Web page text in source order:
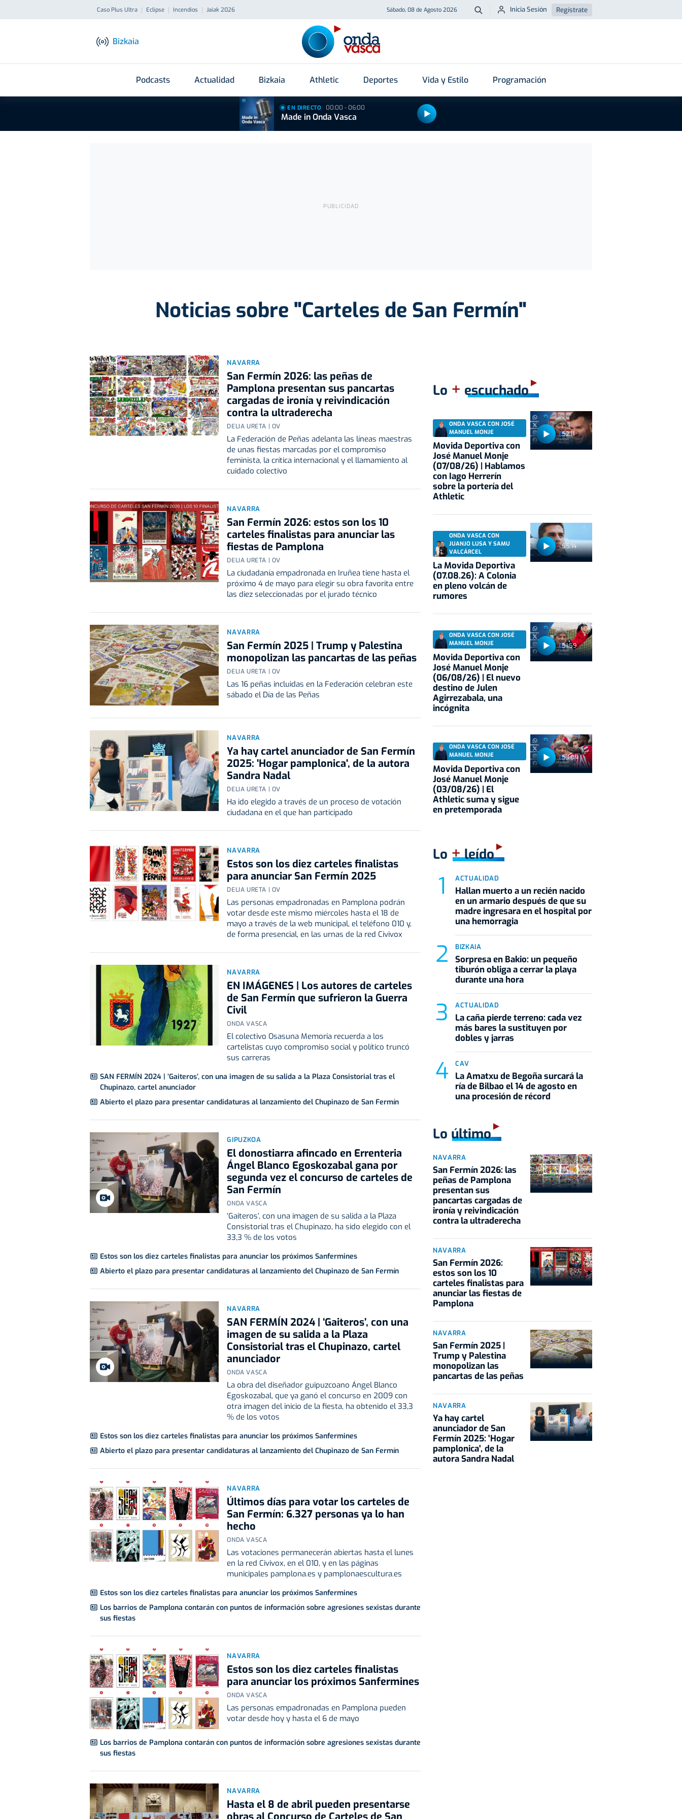
Caso Plus Ultra Eclipse Incendios Jaiak 2026 Sábado, 08 de Agosto 2026 Buscar
Inicia Sesión Regístrate
Bizkaia
Podcasts Actualidad Bizkaia Athletic Deportes Vida y Estilo Programación
EN DIRECTO 00:00 - 06:00
Made in Onda Vasca
Noticias sobre "Carteles de San Fermín"
NAVARRA
San Fermín 2026: las peñas de
Pamplona presentan sus pancartas
cargadas de ironía y reivindicación
contra la ultraderecha
DELIA URETA | OV
La Federación de Peñas adelanta las líneas maestras
de unas fiestas marcadas por el compromiso
feminista, la crítica internacional y el llamamiento al
cuidado colectivo
NAVARRA
San Fermín 2026: estos son los 10
carteles finalistas para anunciar las
fiestas de Pamplona
DELIA URETA | OV
La ciudadanía empadronada en Iruñea tiene hasta el
próximo 4 de mayo para elegir su obra favorita entre
las diez seleccionadas por el jurado técnico
NAVARRA
San Fermín 2025 | Trump y Palestina
monopolizan las pancartas de las peñas
DELIA URETA | OV
Las 16 peñas incluidas en la Federación celebran este
sábado el Día de las Peñas
NAVARRA
Ya hay cartel anunciador de San Fermín
2025: 'Hogar pamplonica', de la autora
Sandra Nadal
DELIA URETA | OV
Ha ido elegido a través de un proceso de votación
ciudadana en el que han participado
NAVARRA
Estos son los diez carteles finalistas
para anunciar San Fermín 2025
DELIA URETA | OV
Las personas empadronadas en Pamplona podrán
votar desde este mismo miércoles hasta el 18 de
mayo a través de la web municipal, el teléfono 010 y,
de forma presencial, en las urnas de la red Civivox
NAVARRA
EN IMÁGENES | Los autores de carteles
de San Fermín que sufrieron la Guerra
Civil
ONDA VASCA
El colectivo Osasuna Memoria recuerda a los
cartelistas cuyo compromiso social y político truncó
sus carreras
SAN FERMÍN 2024 | ‘Gaiteros’, con una imagen de su salida a la Plaza Consistorial tras el
Chupinazo, cartel anunciador
Abierto el plazo para presentar candidaturas al lanzamiento del Chupinazo de San Fermín
GIPUZKOA
El donostiarra afincado en Errenteria
Ángel Blanco Egoskozabal gana por
segunda vez el concurso de carteles de
San Fermín
ONDA VASCA
‘Gaiteros’, con una imagen de su salida a la Plaza
Consistorial tras el Chupinazo, ha sido elegido con el
33,3 % de los votos
Estos son los diez carteles finalistas para anunciar los próximos Sanfermines
Abierto el plazo para presentar candidaturas al lanzamiento del Chupinazo de San Fermín
NAVARRA
SAN FERMÍN 2024 | ‘Gaiteros’, con una
imagen de su salida a la Plaza
Consistorial tras el Chupinazo, cartel
anunciador
ONDA VASCA
La obra del diseñador guipuzcoano Ángel Blanco
Egoskozabal, que ya ganó el concurso en 2009 con
otra imagen del inicio de la fiesta, ha obtenido el 33,3
% de los votos
Estos son los diez carteles finalistas para anunciar los próximos Sanfermines
Abierto el plazo para presentar candidaturas al lanzamiento del Chupinazo de San Fermín
NAVARRA
Últimos días para votar los carteles de
San Fermín: 6.327 personas ya lo han
hecho
ONDA VASCA
Las votaciones permanecerán abiertas hasta el lunes
en la red Civivox, en el 010, y en las páginas
municipales pamplona.es y pamplonaescultura.es
Estos son los diez carteles finalistas para anunciar los próximos Sanfermines
Los barrios de Pamplona contarán con puntos de información sobre agresiones sexistas durante
sus fiestas
NAVARRA
Estos son los diez carteles finalistas
para anunciar los próximos Sanfermines
ONDA VASCA
Las personas empadronadas en Pamplona pueden
votar desde hoy y hasta el 6 de mayo
Los barrios de Pamplona contarán con puntos de información sobre agresiones sexistas durante
sus fiestas
NAVARRA
Hasta el 8 de abril pueden presentarse
Lo + escuchado
52:11
ONDA VASCA CON JOSÉ
MANUEL MONJE
Movida Deportiva con
José Manuel Monje
(07/08/26) | Hablamos
con Iago Herrerín
sobre la portería del
Athletic
55:14
ONDA VASCA CON
JUANJO LUSA Y SAMU
VALCÁRCEL
La Movida Deportiva
(07.08.26): A Colonia
en pleno volcán de
rumores
51:59
ONDA VASCA CON JOSÉ
MANUEL MONJE
Movida Deportiva con
José Manuel Monje
(06/08/26) | El nuevo
destino de Julen
Agirrezabala, una
incógnita
53:04
ONDA VASCA CON JOSÉ
MANUEL MONJE
Movida Deportiva con
José Manuel Monje
(03/08/26) | El
Athletic suma y sigue
en pretemporada
Lo +leído
ACTUALIDAD
Hallan muerto a un recién nacido
en un armario después de que su
madre ingresara en el hospital por
una hemorragia
BIZKAIA
Sorpresa en Bakio: un pequeño
tiburón obliga a cerrar la playa
durante una hora
ACTUALIDAD
La caña pierde terreno: cada vez
más bares la sustituyen por
dobles y jarras
CAV
La Amatxu de Begoña surcará la
ría de Bilbao el 14 de agosto en
una procesión de récord
Lo último
NAVARRA
San Fermín 2026: las
peñas de Pamplona
presentan sus
pancartas cargadas de
ironía y reivindicación
contra la ultraderecha
NAVARRA
San Fermín 2026:
estos son los 10
carteles finalistas para
anunciar las fiestas de
Pamplona
NAVARRA
San Fermín 2025 |
Trump y Palestina
monopolizan las
pancartas de las peñas
NAVARRA
Ya hay cartel
anunciador de San
Fermín 2025: 'Hogar
pamplonica', de la
autora Sandra Nadal